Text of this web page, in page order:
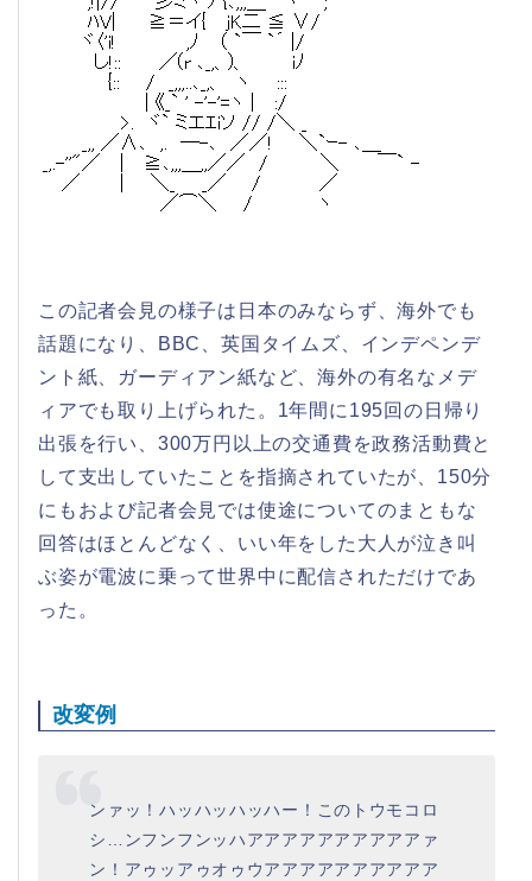
この記者会見の様子は日本のみならず、海外でも
話題になり、BBC、英国タイムズ、インデペンデ
ント紙、ガーディアン紙など、海外の有名なメデ
ィアでも取り上げられた。1年間に195回の日帰り
出張を行い、300万円以上の交通費を政務活動費と
して支出していたことを指摘されていたが、150分
にもおよび記者会見では使途についてのまともな
回答はほとんどなく、いい年をした大人が泣き叫
ぶ姿が電波に乗って世界中に配信されただけであ
った。
改変例
ンァッ！ハッハッハッハー！このトウモコロ
シ…ンフンフンッハアアアアアアアアアアァ
ン！アゥッアゥオゥウアアアアアアアアアア